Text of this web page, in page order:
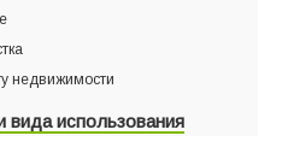
недвижимости
вида использования